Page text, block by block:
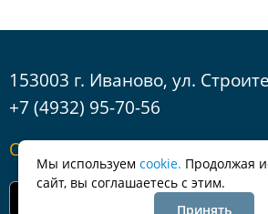
153003 г. Иваново, ул.
+7 (4932) 95-70-56
Обратная связь
Мы используем cookie. Продолжая
сайт, вы соглашаетесь с этим.
Принять